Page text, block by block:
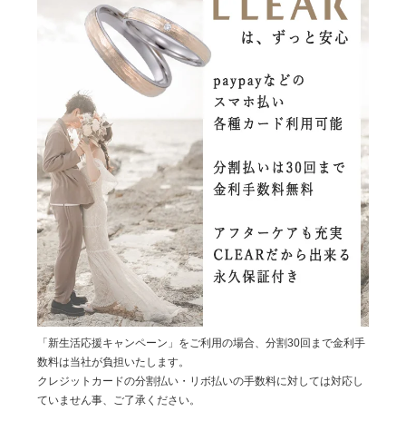
「新生活応援キャンペーン」をご利用の場合、分割30回まで金利手
数料は当社が負担いたします。
クレジットカードの分割払い・リボ払いの手数料に対しては対応し
ていません事、ご了承ください。